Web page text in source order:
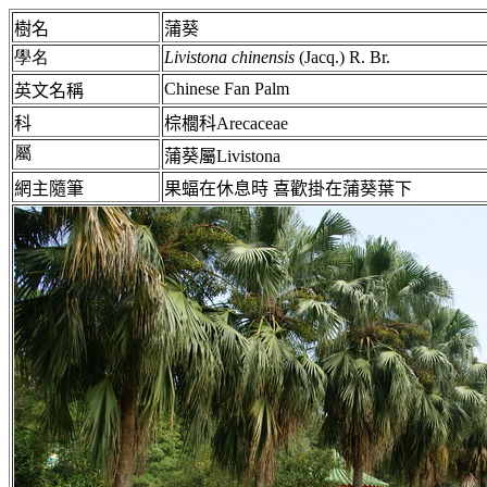
樹名
蒲葵
學名
Livistona chinensis (Jacq.) R. Br.
英文名稱
Chinese Fan Palm
科
棕櫚科Arecaceae
屬
蒲葵屬Livistona
網主隨筆
果蝠在休息時 喜歡掛在蒲葵葉下